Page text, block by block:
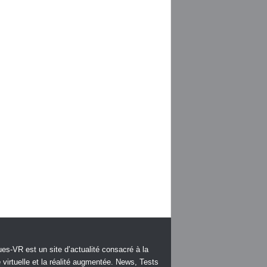
VR est un site d’actualité consacré à la
virtuelle et la réalité augmentée. News, Tests